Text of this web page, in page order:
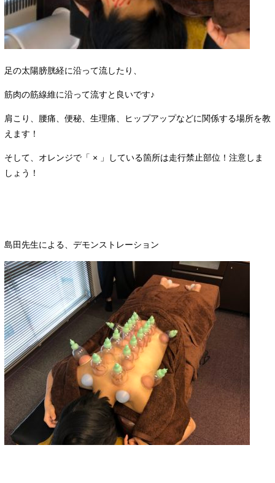
足の太陽膀胱経に沿って流したり、
筋肉の筋線維に沿って流すと良いです♪
肩こり、腰痛、便秘、生理痛、ヒップアップなどに関係する場所を教
えます！
そして、オレンジで「 × 」している箇所は走行禁止部位！注意しま
しょう！
島田先生による、デモンストレーション